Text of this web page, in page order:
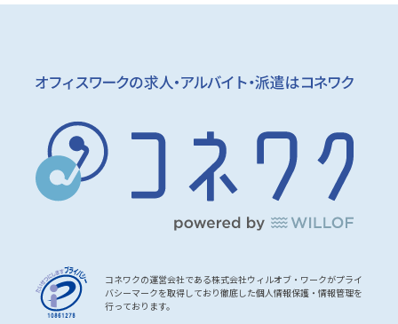
コネワクの運営会社である株式会社ウィルオブ・ワークがプライ
バシーマークを取得しており徹底した個人情報保護・情報管理を
行っております。